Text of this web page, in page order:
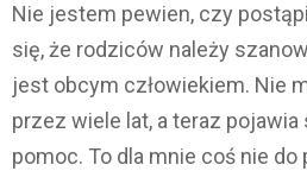
Nie jestem pewien, czy
się, że rodziców należy
jest obcym człowiekiem. Nie
przez wiele lat, a teraz pojawia
pomoc. To dla mnie coś nie do